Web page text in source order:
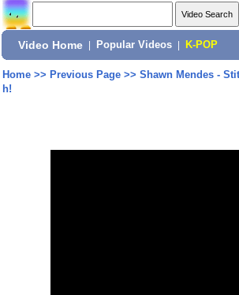
Video Home Popular Videos K-POP
Home>> Previous Page>> Shawn Mendes -
h!